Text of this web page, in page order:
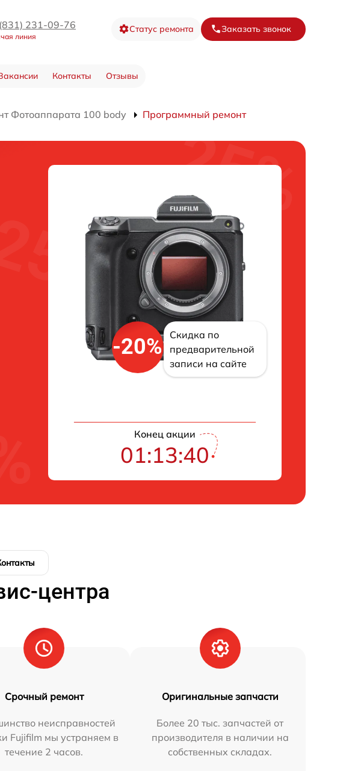
231-09-76
линия
Статус ремонта Заказать звонок
Контакты Отзывы
Фотоаппарата 100 body Программный ремонт
-20%
Скидка по
предварительной
записи на сайте
Конец акции
01:13:39
центра
Срочный ремонт
неисправностей
Fujifilm мы устраняем в
течение 2 часов.
Оригинальные запчасти
Более 20 тыс. запчастей от
производителя в наличии на
собственных складах.